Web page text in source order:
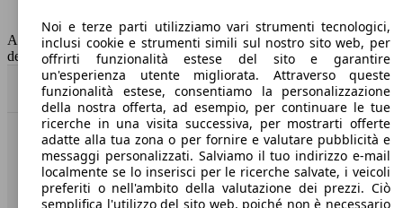
Capacità del serbatoio
93 l
AutoScout24 non si assume alcuna responsabilità per la correttezza
dei dati.
Torna su
Benvenuti su AutoScout24, il mercato auto europeo.
Società
Noi e terze parti utilizziamo vari strumenti tecnologici,
inclusi cookie e strumenti simili sul nostro sito web, per
offrirti funzionalità estese del sito e garantire
un'esperienza utente migliorata. Attraverso queste
funzionalità estese, consentiamo la personalizzazione
della nostra offerta, ad esempio, per continuare le tue
ricerche in una visita successiva, per mostrarti offerte
adatte alla tua zona o per fornire e valutare pubblicità e
messaggi personalizzati. Salviamo il tuo indirizzo e-mail
localmente se lo inserisci per le ricerche salvate, i veicoli
preferiti o nell'ambito della valutazione dei prezzi. Ciò
semplifica l'utilizzo del sito web, poiché non è necessario